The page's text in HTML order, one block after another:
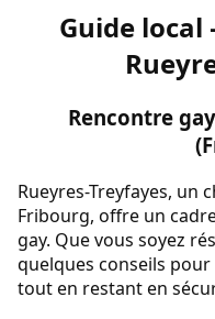
Guide
Rencontre
Rueyres-Treyfayes, un
Fribourg, offre un
gay. Que vous soyez
quelques conseils
tout en restant en